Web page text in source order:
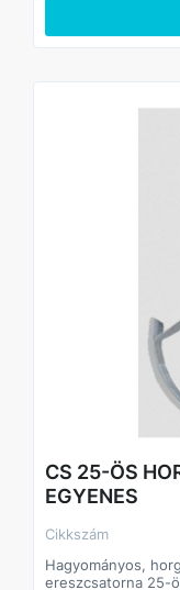
CS 25-ÖS
EGYENES
Cikkszám
Hagyományos,
ereszcsatorna 25-